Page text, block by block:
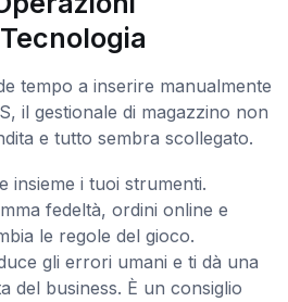
tempo a inserire manualmente
il gestionale di magazzino non
e tutto sembra scollegato.
insieme i tuoi strumenti.
fedeltà, ordini online e
le regole del gioco.
gli errori umani e ti dà una
del business. È un consiglio